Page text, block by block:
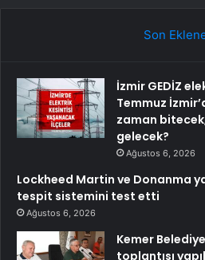
Son
İzmir GEDİZ
Temmuz
zaman
gelecek?
Ağustos 6, 2026
Lockheed Martin ve Donanma
tespit sistemini test etti
Ağustos 6, 2026
Kemer
toplantısı